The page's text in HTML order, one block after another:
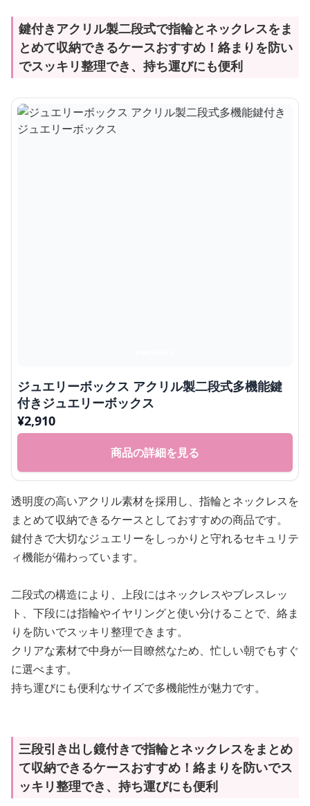
鍵付きアクリル製二段式で指輪とネックレスをま
とめて収納できるケースおすすめ！絡まりを防い
でスッキリ整理でき、持ち運びにも便利
ジュエリーボックス アクリル製二段式多機能鍵
付きジュエリーボックス
¥2,910
商品の詳細を見る
透明度の高いアクリル素材を採用し、指輪とネックレスを
まとめて収納できるケースとしておすすめの商品です。
鍵付きで大切なジュエリーをしっかりと守れるセキュリテ
ィ機能が備わっています。
二段式の構造により、上段にはネックレスやブレスレッ
ト、下段には指輪やイヤリングと使い分けることで、絡ま
りを防いでスッキリ整理できます。
クリアな素材で中身が一目瞭然なため、忙しい朝でもすぐ
に選べます。
持ち運びにも便利なサイズで多機能性が魅力です。
三段引き出し鏡付きで指輪とネックレスをまとめ
て収納できるケースおすすめ！絡まりを防いでス
ッキリ整理でき、持ち運びにも便利